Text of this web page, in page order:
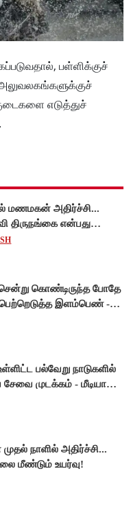
பள்ளிக்குச்
எடுத்துச்
மணமகன் அதிர்ச்சி...
திருநங்கை என்பது
கொண்டிருந்த போதே
இளம்பெண் -
நெகிழ்ச்சி சம்பவம்!
பல்வேறு நாடுகளில்
முடக்கம் - மீடியா
அனுப்ப முடியாமல்
நாளில் அதிர்ச்சி...
மீண்டும் உயர்வு!